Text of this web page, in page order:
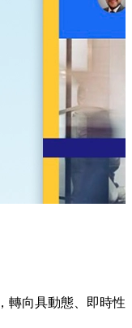
轉向具動態、即時性